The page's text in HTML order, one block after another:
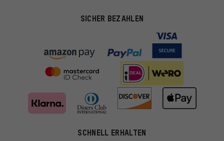
SICHER BEZAHLEN
SCHNELL ERHALTEN